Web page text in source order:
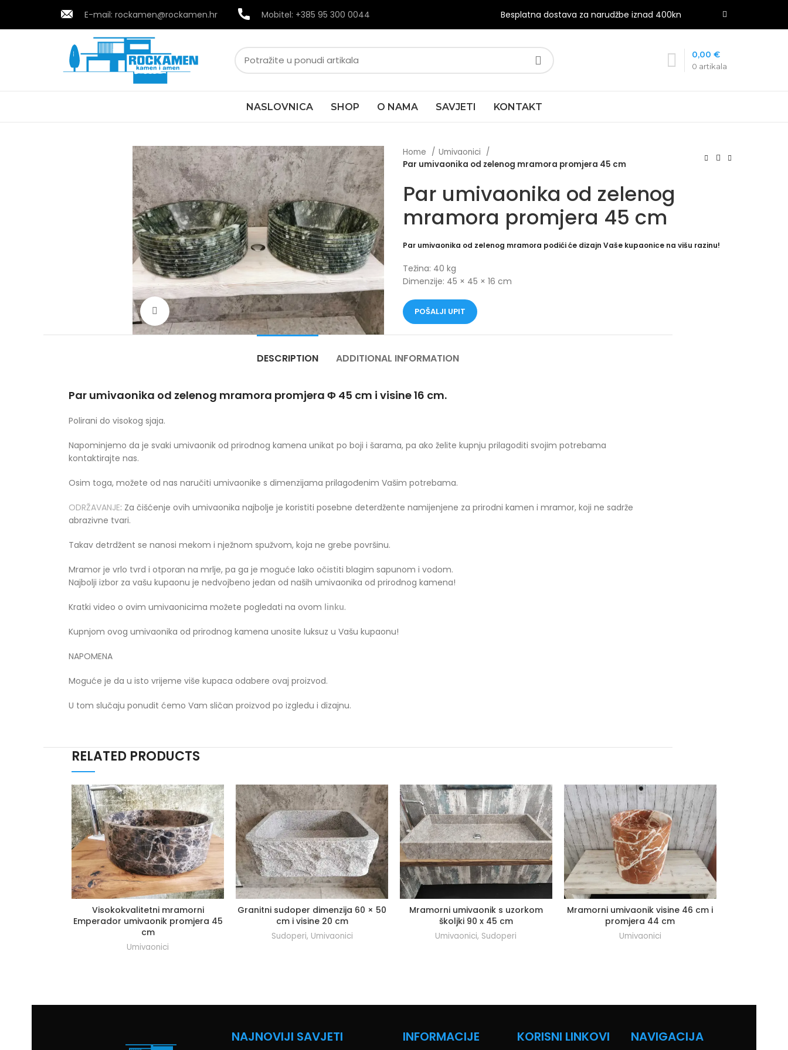
E-mail: rockamen@rockamen.hr Mobitel: +385 95 300 0044 Besplatna dostava za narudžbe iznad 400kn
0 artikala
0,00€
NASLOVNICA SHOP O NAMA SAVJETI KONTAKT
Povećajte sliku
Home
Umivaonici
Par umivaonika od zelenog mramora promjera 45 cm
Par umivaonika od zelenog
mramora promjera 45 cm
Par umivaonika od zelenog mramora podići će dizajn Vaše kupaonice na višu razinu!
Težina: 40 kg
Dimenzije: 45 × 45 × 16 cm
POŠALJI UPIT
DESCRIPTION ADDITIONAL INFORMATION
Par umivaonika od zelenog mramora promjera Φ 45 cm i visine 16 cm.
Polirani do visokog sjaja.
Napominjemo da je svaki umivaonik od prirodnog kamena unikat po boji i šarama, pa ako želite kupnju prilagoditi svojim potrebama
kontaktirajte nas.
Osim toga, možete od nas naručiti umivaonike s dimenzijama prilagođenim Vašim potrebama.
ODRŽAVANJE: Za čišćenje ovih umivaonika najbolje je koristiti posebne deterdžente namijenjene za prirodni kamen i mramor, koji ne sadrže
abrazivne tvari.
Takav detrdžent se nanosi mekom i nježnom spužvom, koja ne grebe površinu.
Mramor je vrlo tvrd i otporan na mrlje, pa ga je moguće lako očistiti blagim sapunom i vodom.
Najbolji izbor za vašu kupaonu je nedvojbeno jedan od naših umivaonika od prirodnog kamena!
Kratki video o ovim umivaonicima možete pogledati na ovom linku.
Kupnjom ovog umivaonika od prirodnog kamena unosite luksuz u Vašu kupaonu!
NAPOMENA
Moguće je da u isto vrijeme više kupaca odabere ovaj proizvod.
U tom slučaju ponudit ćemo Vam sličan proizvod po izgledu i dizajnu.
RELATED PRODUCTS
Visokokvalitetni mramorni
Emperador umivaonik promjera 45
cm
Umivaonici
Granitni sudoper dimenzija 60 × 50
cm i visine 20 cm
Sudoperi, Umivaonici
Mramorni umivaonik s uzorkom
školjki 90 x 45 cm
Umivaonici, Sudoperi
Mramorni umivaonik visine 46 cm i
promjera 44 cm
Umivaonici
NAJNOVIJI SAVJETI INFORMACIJE KORISNI LINKOVI NAVIGACIJA